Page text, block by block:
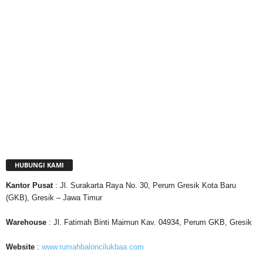
HUBUNGI KAMI
Kantor Pusat : Jl. Surakarta Raya No. 30, Perum Gresik Kota Baru
(GKB), Gresik – Jawa Timur
Warehouse : Jl. Fatimah Binti Maimun Kav. 04934, Perum GKB, Gresik
Website : www.rumahbaloncilukbaa.com